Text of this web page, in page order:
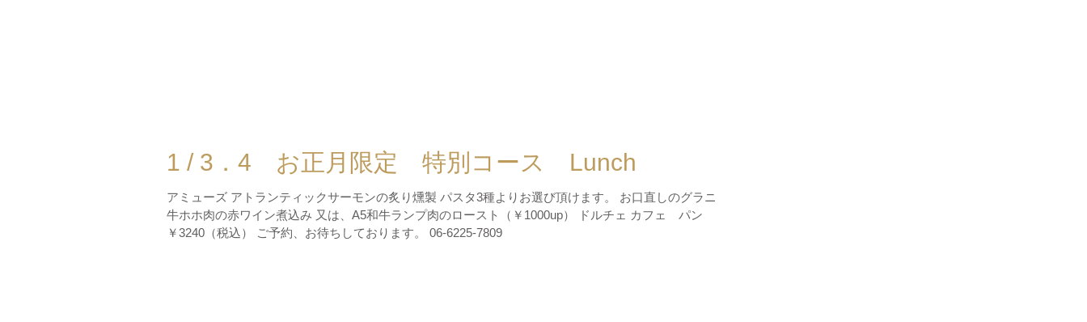
1 / 3．4 お正月限定 特別コース Lunch
アミューズ アトランティックサーモンの炙り燻製 パスタ3種よりお選び頂けます。 お口直しのグラニタ
牛ホホ肉の赤ワイン煮込み 又は、A5和牛ランプ肉のロースト（￥1000up） ドルチェ カフェ パン
￥3240（税込） ご予約、お待ちしております。 06-6225-7809